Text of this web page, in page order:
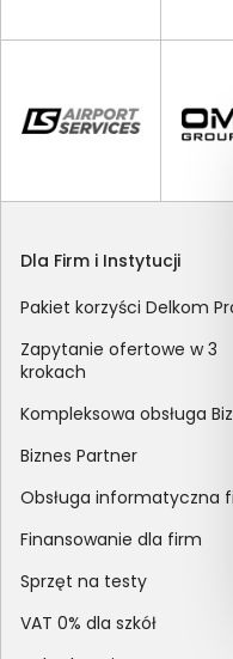
Dla Firm i Instytucji
Pakiet korzyści Delkom
Zapytanie ofertowe w 3
krokach
Kompleksowa obsługa
Biznes Partner
Obsługa informatyczna
Finansowanie dla firm
Sprzęt na testy
VAT 0% dla szkół